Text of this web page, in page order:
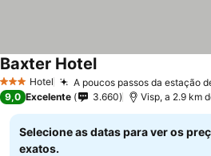
3 EstrelasHotel A poucos passos da estação
Baxter HotelVer preços
9,0 Excelente 3.660 Visp, a 2.9 km
Selecione as datas para ver os
exatos.